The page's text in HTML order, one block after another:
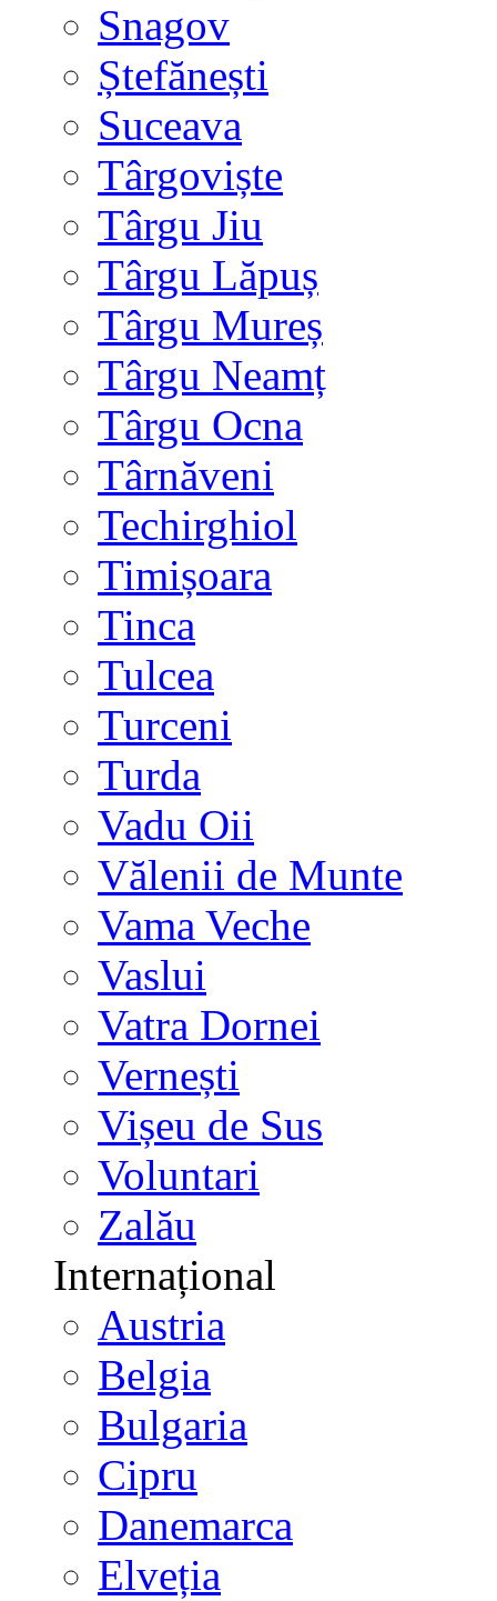
Snagov
Ștefănești
Suceava
Târgoviște
Târgu Jiu
Târgu Lăpuș
Târgu Mureș
Târgu Neamț
Târgu Ocna
Târnăveni
Techirghiol
Timișoara
Tinca
Tulcea
Turceni
Turda
Vadu Oii
Vălenii de Munte
Vama Veche
Vaslui
Vatra Dornei
Vernești
Vișeu de Sus
Voluntari
Zalău
Internațional
Austria
Belgia
Bulgaria
Cipru
Danemarca
Elveția